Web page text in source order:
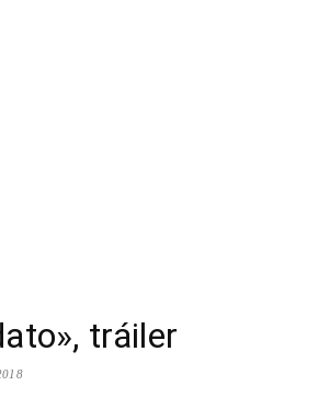
tráiler